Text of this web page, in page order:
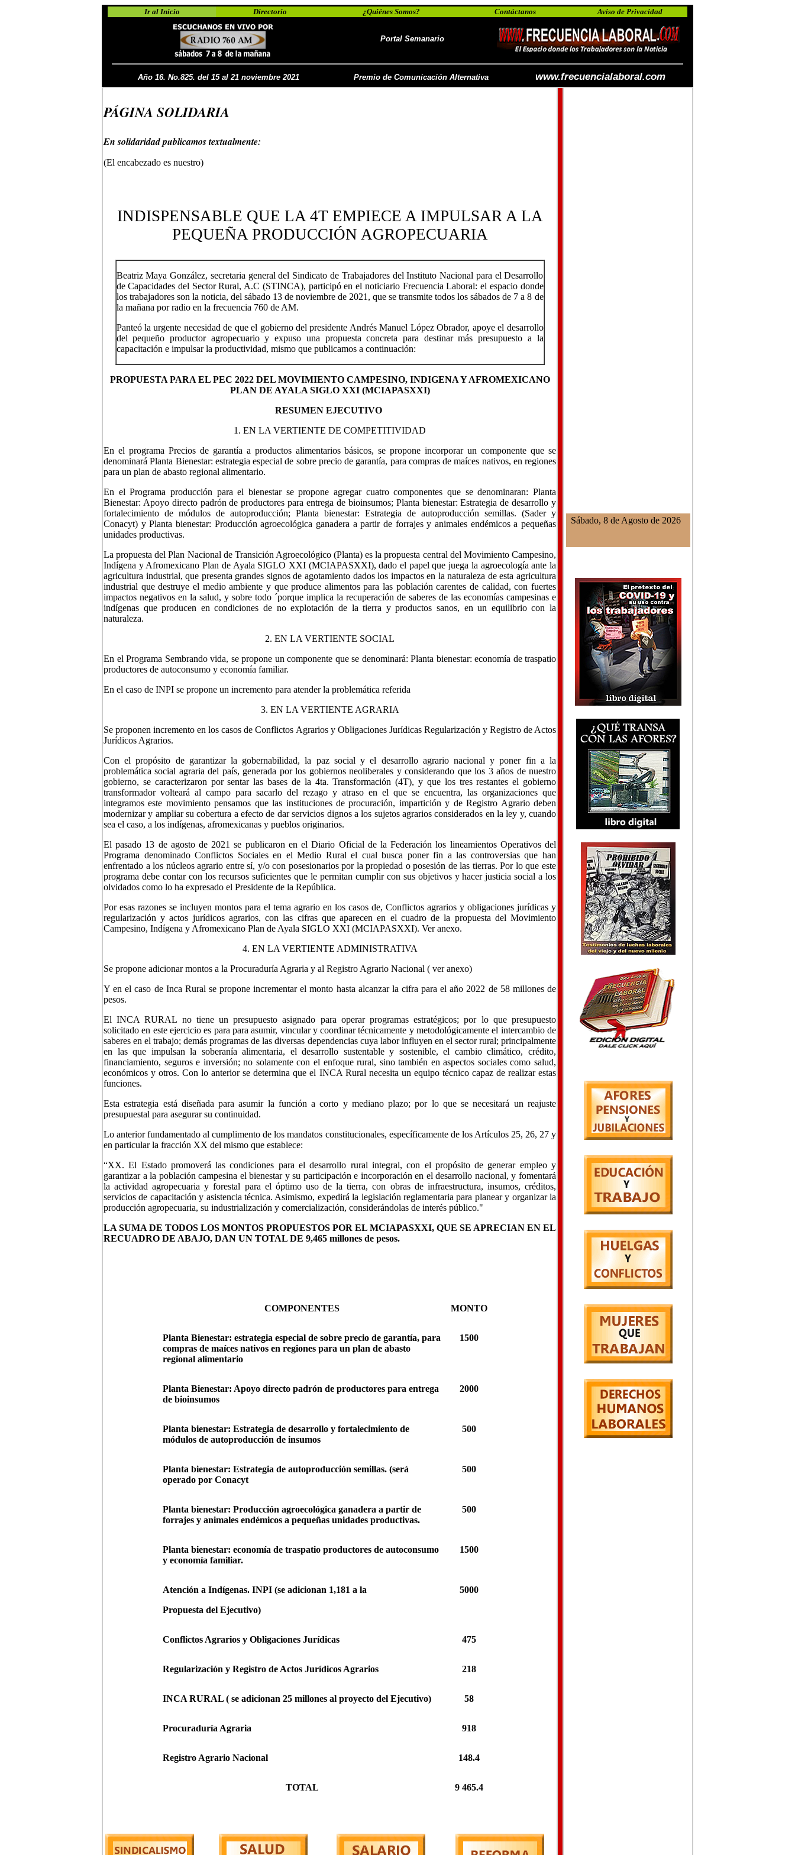
Ir al Inicio Directorio ¿Quiénes Somos? Contáctanos Aviso de Privacidad
Portal Semanario
Año 16. No.825. del 15 al 21 noviembre 2021 Premio de Comunicación Alternativa www.frecuencialaboral.com
PÁGINA SOLIDARIA
En solidaridad publicamos textualmente:
(El encabezado es nuestro)
INDISPENSABLE QUE LA 4T EMPIECE A IMPULSAR A LA
PEQUEÑA PRODUCCIÓN AGROPECUARIA
Beatriz Maya González, secretaria general del Sindicato de Trabajadores del Instituto Nacional para el Desarrollo
de Capacidades del Sector Rural, A.C (STINCA), participó en el noticiario Frecuencia Laboral: el espacio donde
los trabajadores son la noticia, del sábado 13 de noviembre de 2021, que se transmite todos los sábados de 7 a 8 de
la mañana por radio en la frecuencia 760 de AM.
Panteó la urgente necesidad de que el gobierno del presidente Andrés Manuel López Obrador, apoye el desarrollo
del pequeño productor agropecuario y expuso una propuesta concreta para destinar más presupuesto a la
capacitación e impulsar la productividad, mismo que publicamos a continuación:
PROPUESTA PARA EL PEC 2022 DEL MOVIMIENTO CAMPESINO, INDIGENA Y AFROMEXICANO
PLAN DE AYALA SIGLO XXI (MCIAPASXXI)
RESUMEN EJECUTIVO
1. EN LA VERTIENTE DE COMPETITIVIDAD
En el programa Precios de garantía a productos alimentarios básicos, se propone incorporar un componente que se
denominará Planta Bienestar: estrategia especial de sobre precio de garantía, para compras de maíces nativos, en regiones
para un plan de abasto regional alimentario.
En el Programa producción para el bienestar se propone agregar cuatro componentes que se denominaran: Planta
Bienestar: Apoyo directo padrón de productores para entrega de bioinsumos; Planta bienestar: Estrategia de desarrollo y
fortalecimiento de módulos de autoproducción; Planta bienestar: Estrategia de autoproducción semillas. (Sader y
Conacyt) y Planta bienestar: Producción agroecológica ganadera a partir de forrajes y animales endémicos a pequeñas
unidades productivas.
La propuesta del Plan Nacional de Transición Agroecológico (Planta) es la propuesta central del Movimiento Campesino,
Indígena y Afromexicano Plan de Ayala SIGLO XXI (MCIAPASXXI), dado el papel que juega la agroecología ante la
agricultura industrial, que presenta grandes signos de agotamiento dados los impactos en la naturaleza de esta agricultura
industrial que destruye el medio ambiente y que produce alimentos para las población carentes de calidad, con fuertes
impactos negativos en la salud, y sobre todo ´porque implica la recuperación de saberes de las economías campesinas e
indígenas que producen en condiciones de no explotación de la tierra y productos sanos, en un equilibrio con la
naturaleza.
2. EN LA VERTIENTE SOCIAL
En el Programa Sembrando vida, se propone un componente que se denominará: Planta bienestar: economía de traspatio
productores de autoconsumo y economía familiar.
En el caso de INPI se propone un incremento para atender la problemática referida
3. EN LA VERTIENTE AGRARIA
Se proponen incremento en los casos de Conflictos Agrarios y Obligaciones Jurídicas Regularización y Registro de Actos
Jurídicos Agrarios.
Con el propósito de garantizar la gobernabilidad, la paz social y el desarrollo agrario nacional y poner fin a la
problemática social agraria del país, generada por los gobiernos neoliberales y considerando que los 3 años de nuestro
gobierno, se caracterizaron por sentar las bases de la 4ta. Transformación (4T), y que los tres restantes el gobierno
transformador volteará al campo para sacarlo del rezago y atraso en el que se encuentra, las organizaciones que
integramos este movimiento pensamos que las instituciones de procuración, impartición y de Registro Agrario deben
modernizar y ampliar su cobertura a efecto de dar servicios dignos a los sujetos agrarios considerados en la ley y, cuando
sea el caso, a los indígenas, afromexicanas y pueblos originarios.
El pasado 13 de agosto de 2021 se publicaron en el Diario Oficial de la Federación los lineamientos Operativos del
Programa denominado Conflictos Sociales en el Medio Rural el cual busca poner fin a las controversias que han
enfrentado a los núcleos agrario entre sí, y/o con posesionarios por la propiedad o posesión de las tierras. Por lo que este
programa debe contar con los recursos suficientes que le permitan cumplir con sus objetivos y hacer justicia social a los
olvidados como lo ha expresado el Presidente de la República.
Por esas razones se incluyen montos para el tema agrario en los casos de, Conflictos agrarios y obligaciones jurídicas y
regularización y actos jurídicos agrarios, con las cifras que aparecen en el cuadro de la propuesta del Movimiento
Campesino, Indígena y Afromexicano Plan de Ayala SIGLO XXI (MCIAPASXXI). Ver anexo.
4. EN LA VERTIENTE ADMINISTRATIVA
Se propone adicionar montos a la Procuraduría Agraria y al Registro Agrario Nacional ( ver anexo)
Y en el caso de Inca Rural se propone incrementar el monto hasta alcanzar la cifra para el año 2022 de 58 millones de
pesos.
El INCA RURAL no tiene un presupuesto asignado para operar programas estratégicos; por lo que presupuesto
solicitado en este ejercicio es para para asumir, vincular y coordinar técnicamente y metodológicamente el intercambio de
saberes en el trabajo; demás programas de las diversas dependencias cuya labor influyen en el sector rural; principalmente
en las que impulsan la soberanía alimentaria, el desarrollo sustentable y sostenible, el cambio climático, crédito,
financiamiento, seguros e inversión; no solamente con el enfoque rural, sino también en aspectos sociales como salud,
económicos y otros. Con lo anterior se determina que el INCA Rural necesita un equipo técnico capaz de realizar estas
funciones.
Esta estrategia está diseñada para asumir la función a corto y mediano plazo; por lo que se necesitará un reajuste
presupuestal para asegurar su continuidad.
Lo anterior fundamentado al cumplimento de los mandatos constitucionales, específicamente de los Artículos 25, 26, 27 y
en particular la fracción XX del mismo que establece:
“XX. El Estado promoverá las condiciones para el desarrollo rural integral, con el propósito de generar empleo y
garantizar a la población campesina el bienestar y su participación e incorporación en el desarrollo nacional, y fomentará
la actividad agropecuaria y forestal para el óptimo uso de la tierra, con obras de infraestructura, insumos, créditos,
servicios de capacitación y asistencia técnica. Asimismo, expedirá la legislación reglamentaria para planear y organizar la
producción agropecuaria, su industrialización y comercialización, considerándolas de interés público."
LA SUMA DE TODOS LOS MONTOS PROPUESTOS POR EL MCIAPASXXI, QUE SE APRECIAN EN EL
RECUADRO DE ABAJO, DAN UN TOTAL DE 9,465 millones de pesos.
COMPONENTES MONTO
Planta Bienestar: estrategia especial de sobre precio de garantía, para
compras de maíces nativos en regiones para un plan de abasto
regional alimentario
1500
Planta Bienestar: Apoyo directo padrón de productores para entrega
de bioinsumos
2000
Planta bienestar: Estrategia de desarrollo y fortalecimiento de
módulos de autoproducción de insumos
500
Planta bienestar: Estrategia de autoproducción semillas. (será
operado por Conacyt
500
Planta bienestar: Producción agroecológica ganadera a partir de
forrajes y animales endémicos a pequeñas unidades productivas.
500
Planta bienestar: economía de traspatio productores de autoconsumo
y economía familiar.
1500
Atención a Indígenas. INPI (se adicionan 1,181 a la
Propuesta del Ejecutivo)
5000
Conflictos Agrarios y Obligaciones Jurídicas 475
Regularización y Registro de Actos Jurídicos Agrarios 218
INCA RURAL ( se adicionan 25 millones al proyecto del Ejecutivo) 58
Procuraduría Agraria 918
Registro Agrario Nacional 148.4
TOTAL 9 465.4
Sábado, 8 de Agosto de 2026